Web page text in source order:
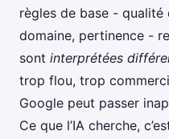
règles de base -
domaine, pertinence -
sont interprétées
trop flou, trop
Google peut passer
Ce que l’IA cherche,